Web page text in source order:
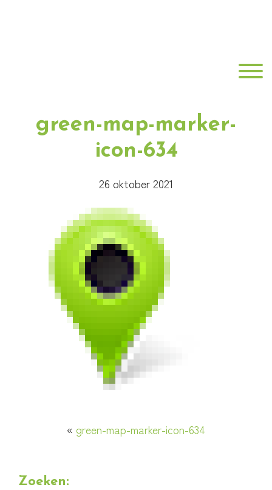
green-map-marker-
icon-634
26 oktober 2021
« green-map-marker-icon-634
Zoeken: